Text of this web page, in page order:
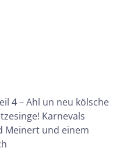
4 – Ahl un neu kölsche
Karnevals
Meinert und einem